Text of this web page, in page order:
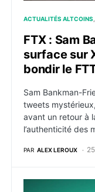
ACTUALITÉS ALTCOINS
FTX : Sam
surface sur
bondir le
Sam Bankman-
tweets
avant un retour à
l’authenticité des
PAR ALEX LEROUX
KAITO lance